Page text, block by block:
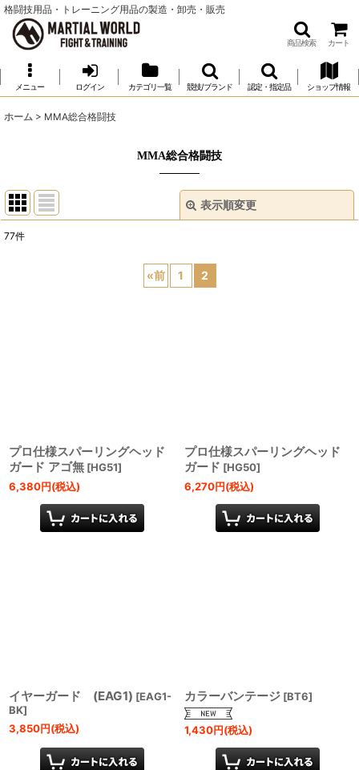
格闘技用品・トレーニング用品の製造・卸売・販売
商品検索 カート
メニュー ログイン カテゴリ一覧 競技/ブランド 認定・指定品 ショップ情報
ホーム > MMA総合格闘技
MMA総合格闘技
表示順変更
77件
«前 1 2
プロ仕様スパーリングヘッド
ガード アゴ無 [HG51]
6,380円(税込)
プロ仕様スパーリングヘッド
ガード [HG50]
6,270円(税込)
イヤーガード (EAG1) [EAG1-
BK]
3,850円(税込)
カラーバンテージ [BT6]
1,430円(税込)